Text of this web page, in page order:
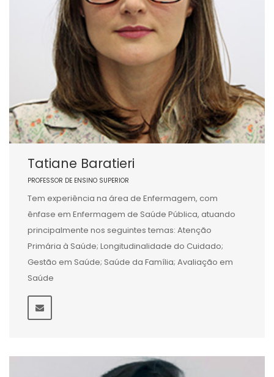
Tatiane Baratieri
PROFESSOR DE ENSINO SUPERIOR
Tem experiência na área de Enfermagem, com
ênfase em Enfermagem de Saúde Pública, atuando
principalmente nos seguintes temas: Atenção
Primária à Saúde; Longitudinalidade do Cuidado;
Gestão em Saúde; Saúde da Família; Avaliação em
Saúde